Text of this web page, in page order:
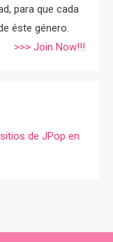
para que cada
éste género.
>>> Join Now!!!